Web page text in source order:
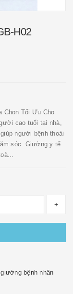
H02
Chọn Tối Ưu Cho
cao tuổi tại nhà,
người bệnh thoải
sóc. Giường y tế
+
bệnh nhân